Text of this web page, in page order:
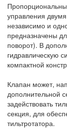
управления
независимо и
предназначены
поворот). В
гидравлическую
компактной
Клапан может,
дополнительной
задействовать
секция, для
тильтротатора.